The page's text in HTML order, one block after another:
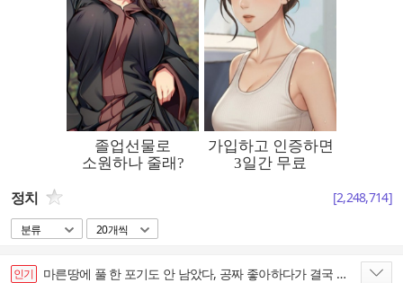
정치 [2,248,714]
분류 20개씩
인기 마른땅에 풀 한 포기도 안 남았다, 공짜 좋아하다가 결국 저 모양이다.